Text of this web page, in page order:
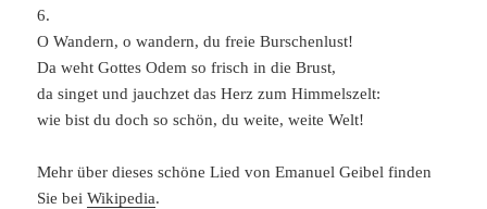
6.
O Wandern, o wandern, du freie Burschenlust!
Da weht Gottes Odem so frisch in die Brust,
da singet und jauchzet das Herz zum Himmelszelt:
wie bist du doch so schön, du weite, weite Welt!
Mehr über dieses schöne Lied von Emanuel Geibel finden
Sie beiWikipedia.